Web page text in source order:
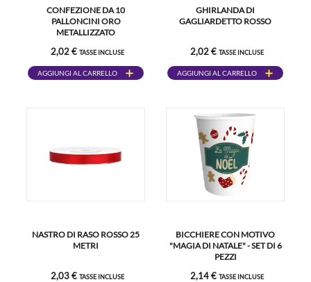
CONFEZIONE DA 10
PALLONCINI ORO
METALLIZZATO
2,02 € TASSE INCLUSE
AGGIUNGI AL CARRELLO
GHIRLANDA DI
GAGLIARDETTO ROSSO
2,02 € TASSE INCLUSE
AGGIUNGI AL CARRELLO
NASTRO DI RASO ROSSO 25
METRI
2,03 € TASSE INCLUSE
BICCHIERE CON MOTIVO
"MAGIA DI NATALE" - SET DI 6
PEZZI
2,14 € TASSE INCLUSE